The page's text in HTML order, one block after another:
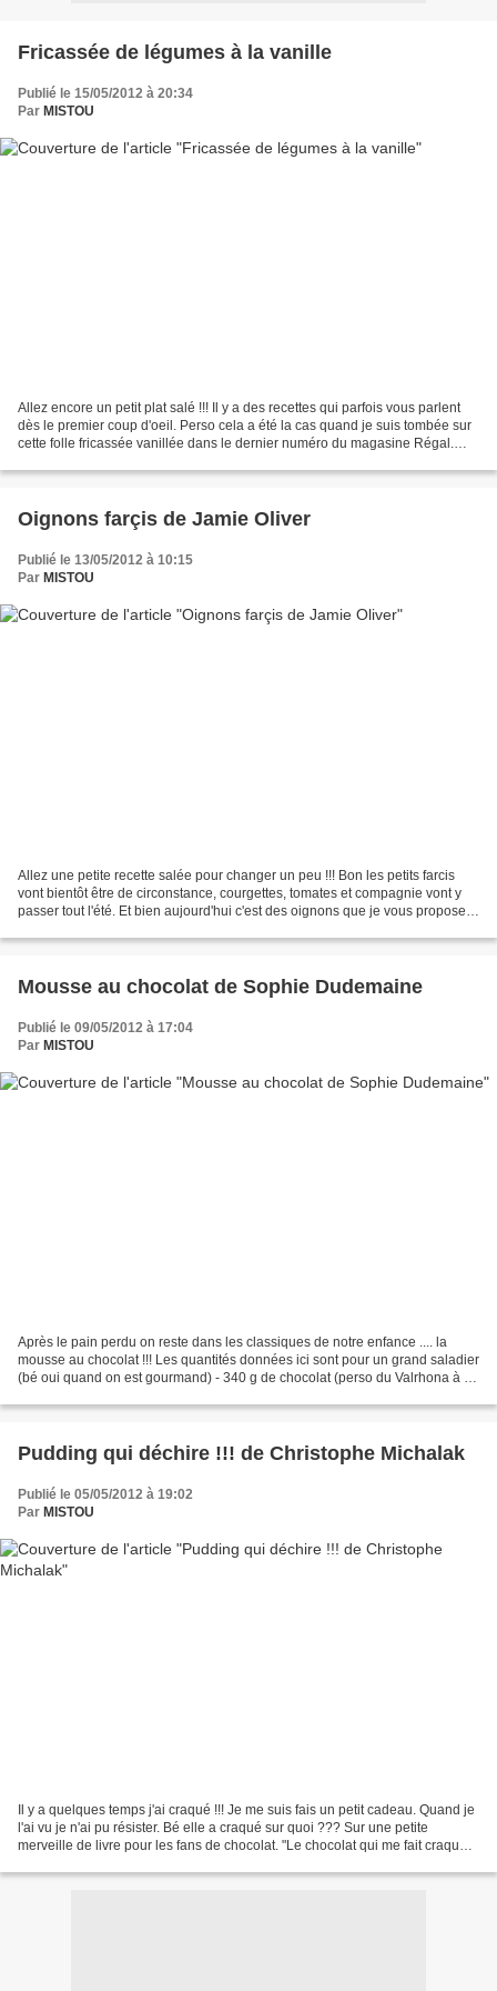
Fricassée de légumes à la vanille
Publié le 15/05/2012 à 20:34
Par MISTOU
Allez encore un petit plat salé !!! Il y a des recettes qui parfois vous parlent
dès le premier coup d'oeil. Perso cela a été la cas quand je suis tombée sur
cette folle fricassée vanillée dans le dernier numéro du magasine Régal.
Oignons farçis de Jamie Oliver
Publié le 13/05/2012 à 10:15
Par MISTOU
Allez une petite recette salée pour changer un peu !!! Bon les petits farcis
vont bientôt être de circonstance, courgettes, tomates et compagnie vont y
passer tout l'été. Et bien aujourd'hui c'est des oignons que je vous propose.
Mousse au chocolat de Sophie Dudemaine
Publié le 09/05/2012 à 17:04
Par MISTOU
Après le pain perdu on reste dans les classiques de notre enfance .... la
mousse au chocolat !!! Les quantités données ici sont pour un grand saladier
(bé oui quand on est gourmand) - 340 g de chocolat (perso du Valrhona à 61
Pudding qui déchire !!! de Christophe Michalak
Publié le 05/05/2012 à 19:02
Par MISTOU
Il y a quelques temps j'ai craqué !!! Je me suis fais un petit cadeau. Quand je
l'ai vu je n'ai pu résister. Bé elle a craqué sur quoi ??? Sur une petite
merveille de livre pour les fans de chocolat. "Le chocolat qui me fait craqué"